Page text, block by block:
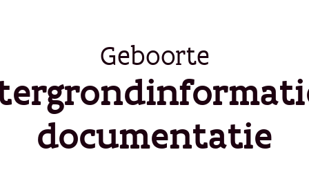
Geboorte
documentatie